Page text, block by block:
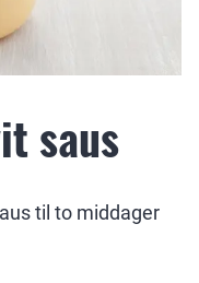
saus
til to middager